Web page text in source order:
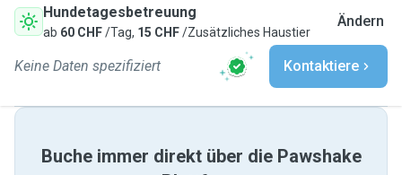
Hundetagesbetreuung
ab 60 CHF/Tag, 15 CHF/Zusätzliches Haustier
Ändern
Keine Daten spezifiziert Kontaktiere
Buche immer direkt über die Pawshake